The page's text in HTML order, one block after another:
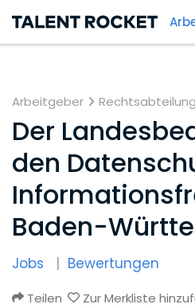
Arbeitgeber Rechtsabteilung
Der
den
Baden-
Jobs Bewertungen
Teilen Zur Merkliste